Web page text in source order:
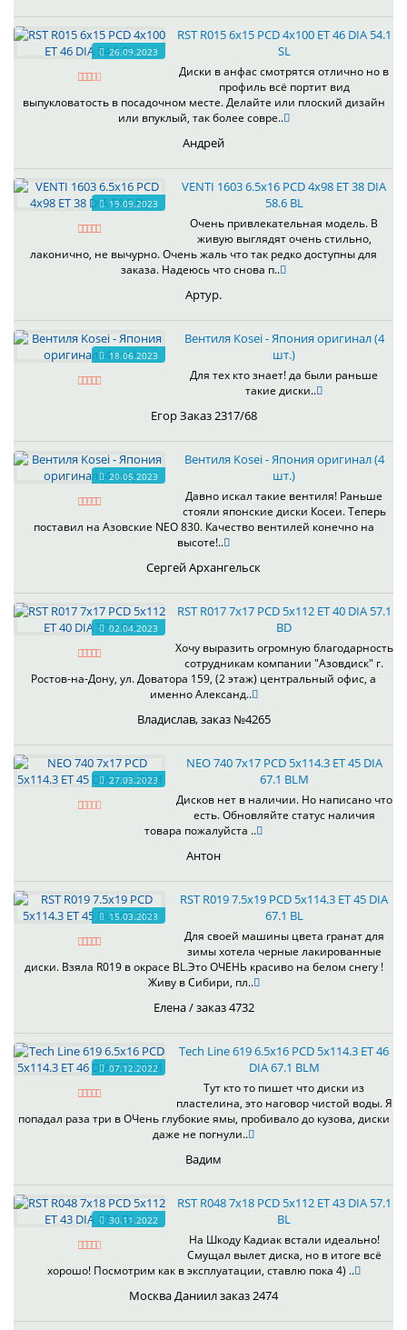
26.09.2023
RST R015 6x15 PCD 4x100 ET 46 DIA 54.1
SL
Диски в анфас смотрятся отлично но в
профиль всё портит вид
выпукловатость в посадочном месте. Делайте или плоский дизайн
или впуклый, так более совре..
Андрей
19.09.2023
VENTI 1603 6.5x16 PCD 4x98 ET 38 DIA
58.6 BL
Очень привлекательная модель. В
живую выглядят очень стильно,
лаконично, не вычурно. Очень жаль что так редко доступны для
заказа. Надеюсь что снова п..
Артур.
18.06.2023
Вентиля Kosei - Япония оригинал (4
шт.)
Для тех кто знает! да были раньше
такие диски..
Егор Заказ 2317/68
20.05.2023
Вентиля Kosei - Япония оригинал (4
шт.)
Давно искал такие вентиля! Раньше
стояли японские диски Косеи. Теперь
поставил на Азовские NEO 830. Качество вентилей конечно на
высоте!..
Сергей Архангельск
02.04.2023
RST R017 7x17 PCD 5x112 ET 40 DIA 57.1
BD
Хочу выразить огромную благодарность
сотрудникам компании "Азовдиск" г.
Ростов-на-Дону, ул. Доватора 159, (2 этаж) центральный офис, а
именно Александ..
Владислав, заказ №4265
27.03.2023
NEO 740 7x17 PCD 5x114.3 ET 45 DIA
67.1 BLM
Дисков нет в наличии. Но написано что
есть. Обновляйте статус наличия
товара пожалуйста ..
Антон
15.03.2023
RST R019 7.5x19 PCD 5x114.3 ET 45 DIA
67.1 BL
Для своей машины цвета гранат для
зимы хотела черные лакированные
диски. Взяла R019 в окрасе BL.Это ОЧЕНЬ красиво на белом снегу !
Живу в Сибири, пл..
Елена / заказ 4732
07.12.2022
Tech Line 619 6.5x16 PCD 5x114.3 ET 46
DIA 67.1 BLM
Тут кто то пишет что диски из
пластелина, это наговор чистой воды. Я
попадал раза три в ОЧень глубокие ямы, пробивало до кузова, диски
даже не погнули..
Вадим
30.11.2022
RST R048 7x18 PCD 5x112 ET 43 DIA 57.1
BL
На Шкоду Кадиак встали идеально!
Смущал вылет диска, но в итоге всё
хорошо! Посмотрим как в эксплуатации, ставлю пока 4) ..
Москва Даниил заказ 2474